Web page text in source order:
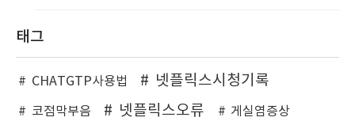
태그
CHATGTP사용법 넷플릭스시청기록
코점막부음 넷플릭스오류
게실염증상